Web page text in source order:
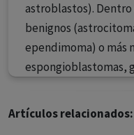
astroblastos). Dentro
benignos
ependimoma) o más
espongioblastomas,
Artículos relacionados: